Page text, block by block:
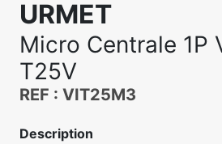
URMET
Micro Centrale 1P
T25V
REF : VIT25M3
Description